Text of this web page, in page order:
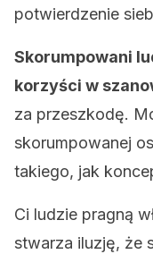
potwierdzenie
Skorumpowani
korzyści w
za przeszkodę.
skorumpowanej
takiego, jak
Ci ludzie pragną
stwarza iluzję, że